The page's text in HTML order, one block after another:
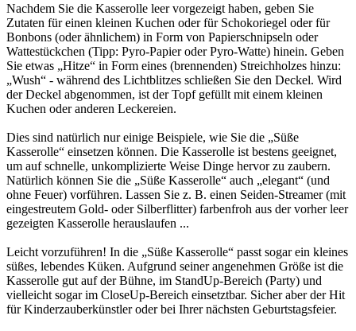
Nachdem Sie die Kasserolle leer vorgezeigt haben, geben Sie
Zutaten für einen kleinen Kuchen oder für Schokoriegel oder für
Bonbons (oder ähnlichem) in Form von Papierschnipseln oder
Wattestückchen (Tipp: Pyro-Papier oder Pyro-Watte) hinein. Geben
Sie etwas „Hitze“ in Form eines (brennenden) Streichholzes hinzu:
„Wush“ - während des Lichtblitzes schließen Sie den Deckel. Wird
der Deckel abgenommen, ist der Topf gefüllt mit einem kleinen
Kuchen oder anderen Leckereien.
Dies sind natürlich nur einige Beispiele, wie Sie die „Süße
Kasserolle“ einsetzen können. Die Kasserolle ist bestens geeignet,
um auf schnelle, unkomplizierte Weise Dinge hervor zu zaubern.
Natürlich können Sie die „Süße Kasserolle“ auch „elegant“ (und
ohne Feuer) vorführen. Lassen Sie z. B. einen Seiden-Streamer (mit
eingestreutem Gold- oder Silberflitter) farbenfroh aus der vorher leer
gezeigten Kasserolle herauslaufen ...
Leicht vorzuführen! In die „Süße Kasserolle“ passt sogar ein kleines
süßes, lebendes Küken. Aufgrund seiner angenehmen Größe ist die
Kasserolle gut auf der Bühne, im StandUp-Bereich (Party) und
vielleicht sogar im CloseUp-Bereich einsetztbar. Sicher aber der Hit
für Kinderzauberkünstler oder bei Ihrer nächsten Geburtstagsfeier.